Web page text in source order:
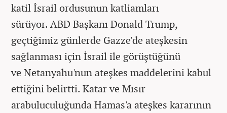
katil İsrail ordusunun katliamları
sürüyor. ABD Başkanı Donald Trump,
geçtiğimiz günlerde Gazze'de ateşkesin
sağlanması için İsrail ile görüştüğünü
ve Netanyahu'nun ateşkes maddelerini kabul
ettiğini belirtti. Katar ve Mısır
arabuluculuğunda Hamas'a ateşkes kararının